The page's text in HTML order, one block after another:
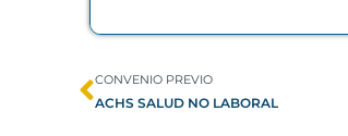
CONVENIO PREVIO
ACHS SALUD NO LABORAL